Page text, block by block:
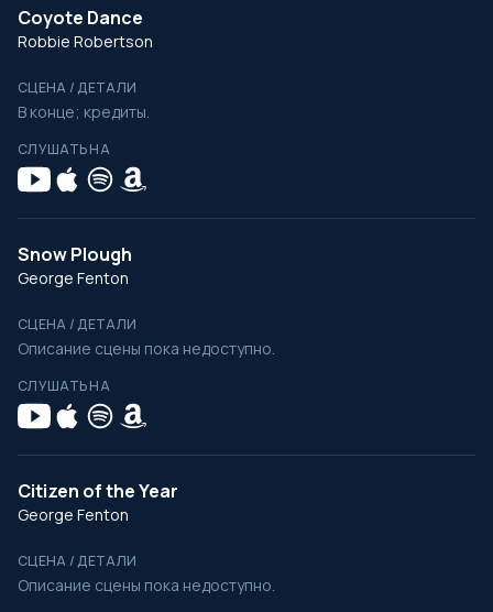
Coyote Dance
Robbie Robertson
СЦЕНА / ДЕТАЛИ
В конце; кредиты.
СЛУШАТЬ НА
Snow Plough
George Fenton
СЦЕНА / ДЕТАЛИ
Описание сцены пока недоступно.
СЛУШАТЬ НА
Citizen of the Year
George Fenton
СЦЕНА / ДЕТАЛИ
Описание сцены пока недоступно.